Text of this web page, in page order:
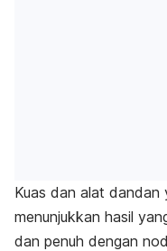
Kuas dan alat
menunjukkan hasil
dan penuh dengan